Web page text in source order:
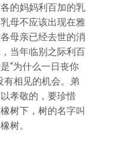
的妈妈利百加的乳
母不应该出现在雅
母亲已经去世的消
当年临别之际利百
“为什么一日丧你
有相见的机会。弟
孝敬的，要珍惜
树下，树的名字叫
树。